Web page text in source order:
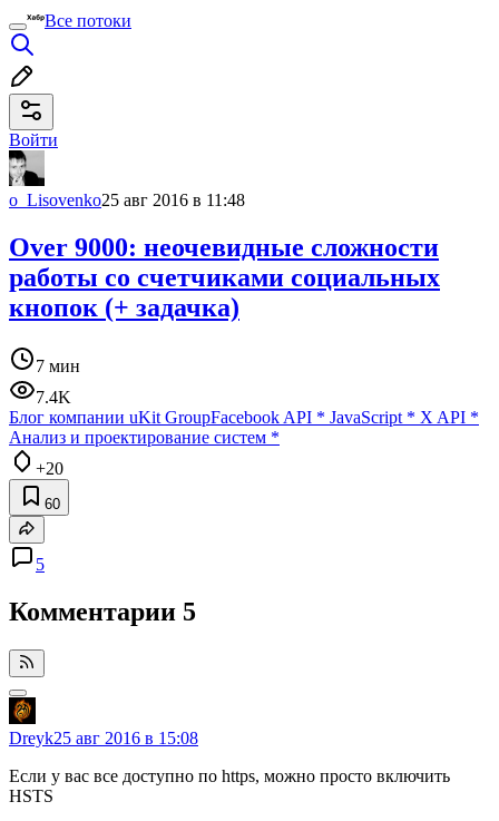
Все потоки
Войти
o_Lisovenko25 авг 2016 в 11:48
Over 9000: неочевидные сложности
работы со счетчиками социальных
кнопок (+ задачка)
7 мин
7.4K
Блог компании uKit GroupFacebook API * JavaScript * X API *
Анализ и проектирование систем *
+20
60
5
Комментарии 5
Dreyk25 авг 2016 в 15:08
Если у вас все доступно по https, можно просто включить
HSTS